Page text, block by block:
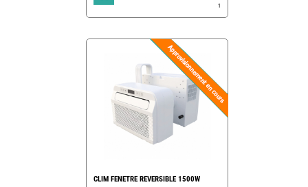
1
CLIM FENETRE REVERSIBLE 1500W